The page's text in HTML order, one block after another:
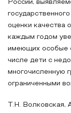
России,
оценки качества
каждым годом
имеющих особые
числе дети с
многочисленную
ограниченными
Т.Н.